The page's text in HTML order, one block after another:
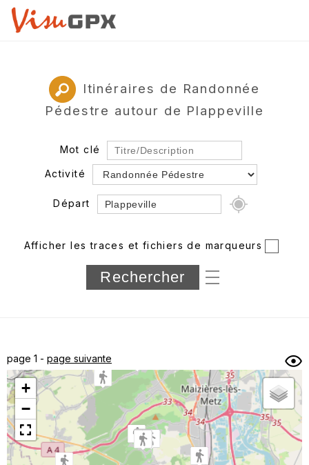
Itinéraires de Randonnée
Pédestre autour de Plappeville
Mot clé
Activité
Départ
Département
Longueur min/max
sous-dossiers
Trier par
Horodatage Photos
Afficher les traces et fichiers de marqueurs
page 1 - page suivante
+
−